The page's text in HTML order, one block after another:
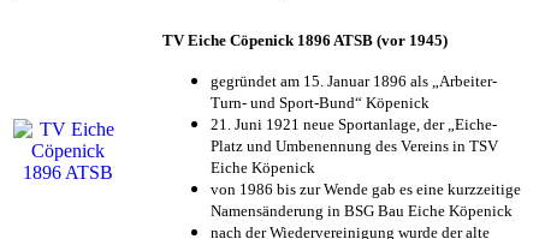
TV Eiche Cöpenick 1896 ATSB (vor 1945)
gegründet am 15. Januar 1896 als „Arbeiter-
Turn- und Sport-Bund“ Köpenick
21. Juni 1921 neue Sportanlage, der „Eiche-
Platz und Umbenennung des Vereins in TSV
Eiche Köpenick
von 1986 bis zur Wende gab es eine kurzzeitige
Namensänderung in BSG Bau Eiche Köpenick
nach der Wiedervereinigung wurde der alte